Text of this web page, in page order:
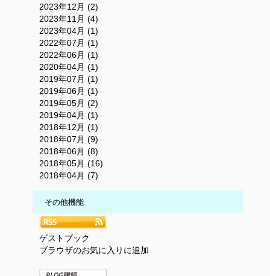
2023年12月 (2)
2023年11月 (4)
2023年04月 (1)
2022年07月 (1)
2022年06月 (1)
2020年04月 (1)
2019年07月 (1)
2019年06月 (1)
2019年05月 (2)
2019年04月 (1)
2018年12月 (1)
2018年07月 (9)
2018年06月 (8)
2018年05月 (16)
2018年04月 (7)
その他機能
ゲストブック
ブラウザのお気に入りに追加